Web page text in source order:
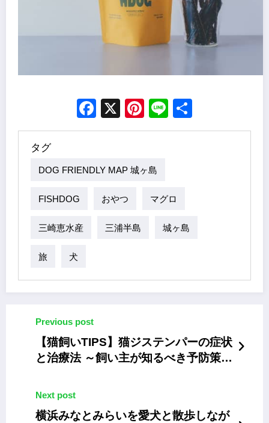
Facebook
X Pinterest
Line
タグ
DOG FRIENDLY MAP 城ヶ島
FISHDOG おやつ マグロ
三崎恵水産 三浦半島 城ヶ島
旅 犬
Previous post
【猫飼いTIPS】猫ジステンパーの症状
と治療法 ～飼い主が知るべき予防策と
Next post
横浜みなとみらいを愛犬と散歩しなが